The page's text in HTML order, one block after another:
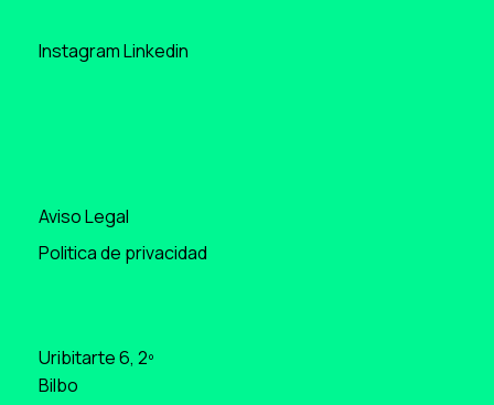
InstagramLinkedin
Aviso Legal
Politica de privacidad
Uribitarte 6, 2º
Bilbo